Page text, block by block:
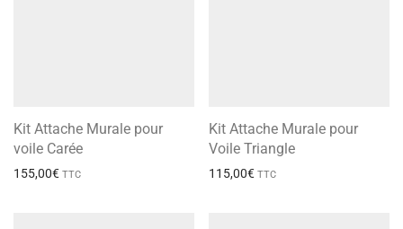
Kit Attache Murale pour
voile Carée
155,00€ TTC
Kit Attache Murale pour
Voile Triangle
115,00€ TTC